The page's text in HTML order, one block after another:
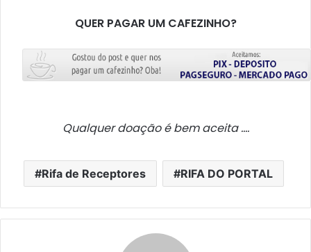
QUER PAGAR UM CAFEZINHO?
Qualquer doação é bem aceita ….
Rifa de Receptores RIFA DO PORTAL